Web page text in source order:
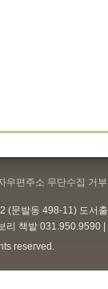
우편주소 무단수집 거
(문발동 498-11) 도서
리 책밭 031.950.9590
reserved.